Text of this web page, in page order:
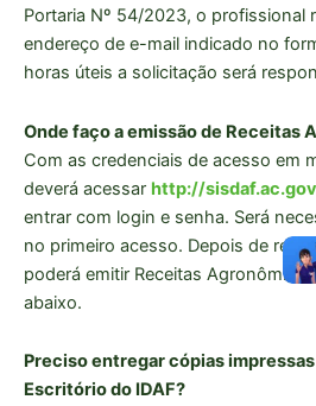
Portaria Nº 54/2023, o profissional
endereço de e-mail indicado no
horas úteis a solicitação será
Onde faço a emissão de Receitas
Com as credenciais de acesso em
deverá acessar http://
entrar com login e senha. Será
no primeiro acesso. Depois de
poderá emitir Receitas
abaixo.
Preciso entregar cópias
Escritório do IDAF?